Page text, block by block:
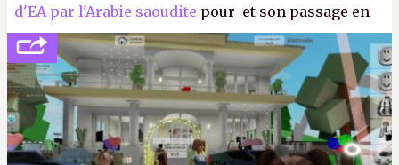
d'EA par l'Arabie saoudite pour et son passage en
société privée, l'éditeur n'aura bientôt plus
l'obligation de publier ses bilans. Encore une
victoire pour la transparence.P.